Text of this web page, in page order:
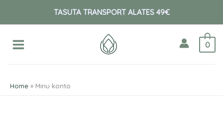
TASUTA TRANSPORT ALATES 49€
0
Home Minu konto